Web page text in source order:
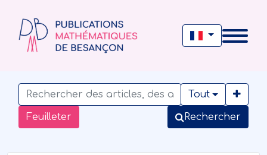
Feuilleter
Tout
Rechercher